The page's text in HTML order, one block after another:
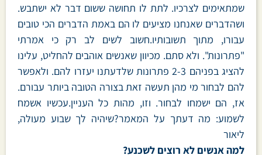
שמתאימים לצרכיו. לתת לו תחושה ששום דבר לא ישתבש.
ושהדברים שאנחנו מציעים לו הם באמת הדברים הכי טובים
עבורו, מתוך תשובותיו.חשוב לשים לב רק כי אמרתי
"פתרונות". ולא סתם. מכיוון שאנשים אוהבים להחליט, עלינו
להציג בפניהם 2-3 פתרונות שלדעתנו יעזרו להם. ולאפשר
להם לבחור מי מהן תעשה זאת בצורה הטובה ביותר עבורם.
אז, הם ישמחו לבחור. וזו, מהות כל העניין.עכשיו אשמח
לשמוע: מה דעתך על המאמר?שיהיה לך שבוע מעולה,
ליאור
למה אנשים לא רוצים לשכנע?